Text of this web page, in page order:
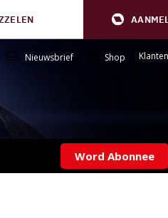
Nieuwsbrief Shop
Word Abonnee